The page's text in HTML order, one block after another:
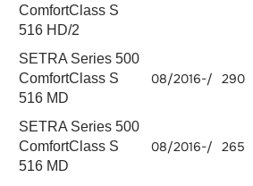
ComfortClass S
516 HD/2
SETRA Series 500
ComfortClass S
516 MD
08/2016-/ 290
SETRA Series 500
ComfortClass S
516 MD
08/2016-/ 265